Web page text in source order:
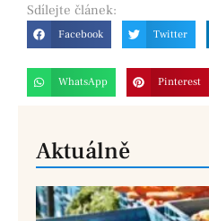
Sdílejte článek:
Facebook Twitter
WhatsApp Pinterest
Aktuálně